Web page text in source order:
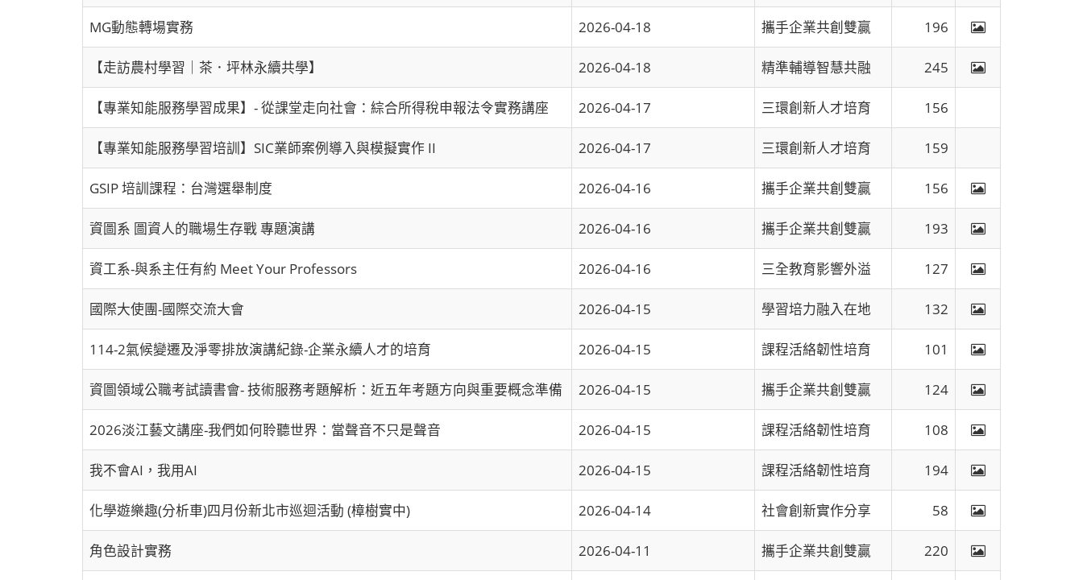
MG動態轉場實務 2026-04-18 攜手企業共創雙贏 196
【走訪農村學習｜茶．坪林永續共學】 2026-04-18 精準輔導智慧共融 245
【專業知能服務學習成果】- 從課堂走向社會：綜合所得稅申報法令實務講座 2026-04-17 三環創新人才培育 156
【專業知能服務學習培訓】SIC業師案例導入與模擬實作 II 2026-04-17 三環創新人才培育 159
GSIP 培訓課程：台灣選舉制度 2026-04-16 攜手企業共創雙贏 156
資圖系 圖資人的職場生存戰 專題演講 2026-04-16 攜手企業共創雙贏 193
資工系-與系主任有約 Meet Your Professors 2026-04-16 三全教育影響外溢 127
國際大使團-國際交流大會 2026-04-15 學習培力融入在地 132
114-2氣候變遷及淨零排放演講紀錄-企業永續人才的培育 2026-04-15 課程活絡韌性培育 101
資圖領域公職考試讀書會- 技術服務考題解析：近五年考題方向與重要概念準備 2026-04-15 攜手企業共創雙贏 124
2026淡江藝文講座-我們如何聆聽世界：當聲音不只是聲音 2026-04-15 課程活絡韌性培育 108
我不會AI，我用AI 2026-04-15 課程活絡韌性培育 194
化學遊樂趣(分析車)四月份新北市巡迴活動 (樟樹實中) 2026-04-14 社會創新實作分享 58
角色設計實務 2026-04-11 攜手企業共創雙贏 220